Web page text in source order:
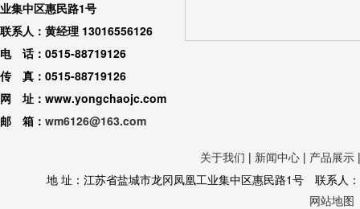
业集中区惠民路1号
联系人：黄经理 13016556126
电 话：0515-88719126
传 真：0515-88719126
网 址：www.yongchaojc.com
邮 箱： wm6126@163.com
关于我们 | 新闻中心 | 产品展示
地 址：江苏省盐城市龙冈凤凰工业集中区惠民路1号 联系
网站地图